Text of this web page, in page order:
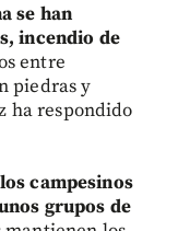
se han
incendio de
entre
piedras y
ha respondido
campesinos
grupos de